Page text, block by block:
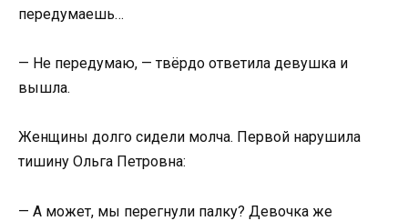
передумаешь…
— Не передумаю, — твёрдо ответила девушка и
вышла.
Женщины долго сидели молча. Первой нарушила
тишину Ольга Петровна:
— А может, мы перегнули палку? Девочка же